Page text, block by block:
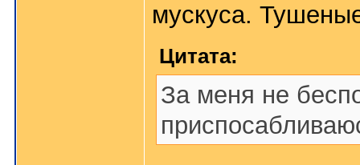
мускуса.
Цитата:
За меня не